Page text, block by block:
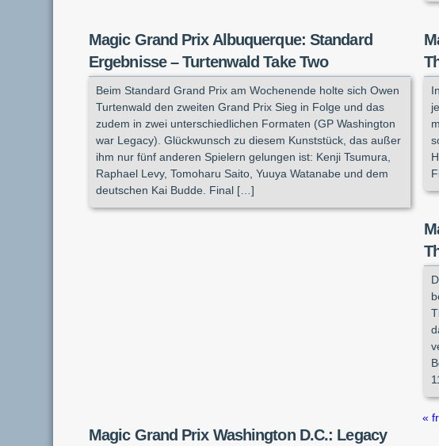
Magic Grand Prix Albuquerque: Standard
Ergebnisse – Turtenwald Take Two
Beim Standard Grand Prix am Wochenende holte sich Owen
Turtenwald den zweiten Grand Prix Sieg in Folge und das
zudem in zwei unterschiedlichen Formaten (GP Washington
war Legacy). Glückwunsch zu diesem Kunststück, das außer
ihm nur fünf anderen Spielern gelungen ist: Kenji Tsumura,
Raphael Levy, Tomoharu Saito, Yuuya Watanabe und dem
deutschen Kai Budde. Final […]
Magic Grand Prix Washington D.C.: Legacy
«